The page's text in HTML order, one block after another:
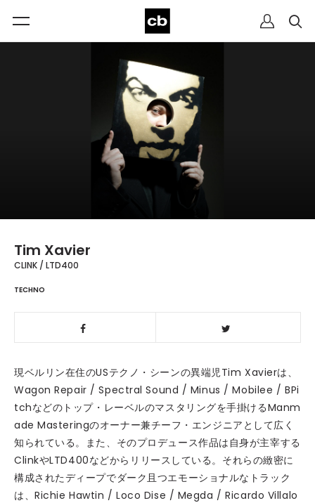
Tim Xavier
CLINK / LTD400
TECHNO
現ベルリン在住のUSテクノ・シーンの異端児Tim Xavierは、
Wagon Repair / Spectral Sound / Minus / Mobilee / BPi
tchなどのトップ・レーベルのマスタリングを手掛けるManm
ade Masteringのオーナー兼チーフ・エンジニアとして広く
知られている。また、そのプロデュース作品は自身が主宰する
ClinkやLTD400などからリリースしている。それらの緻密に
構成されたディープでダーク且つエモーショナルなトラック
は、Richie Hawtin / Loco Dise / Megda / Ricardo Villalo